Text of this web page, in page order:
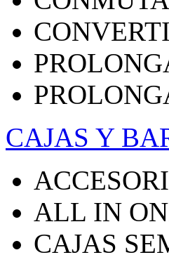
CAJAS Y
ALL IN
CAJAS